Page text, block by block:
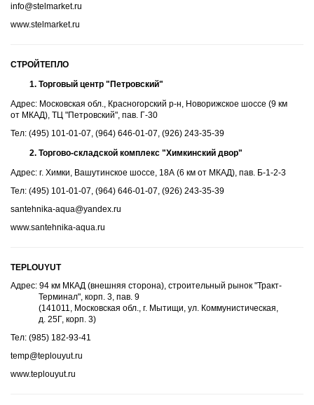
info@stelmarket.ru
www.stelmarket.ru
СТРОЙТЕПЛО
Торговый центр "Петровский"
Адрес: Московская обл., Красногорский р-н, Новорижское шоссе (9 км
от МКАД), ТЦ "Петровский", пав. Г-30
Тел: (495) 101-01-07, (964) 646-01-07, (926) 243-35-39
Торгово-складской комплекс "Химкинский двор"
Адрес: г. Химки, Вашутинское шоссе, 18А (6 км от МКАД), пав. Б-1-2-3
Тел: (495) 101-01-07, (964) 646-01-07, (926) 243-35-39
santehnika-aqua@yandex.ru
www.santehnika-aqua.ru
TEPLOUYUT
Адрес: 94 км МКАД (внешняя сторона), строительный рынок "Тракт-
Терминал", корп. 3, пав. 9
(141011, Московская обл., г. Мытищи, ул. Коммунистическая,
д. 25Г, корп. 3)
Тел: (985) 182-93-41
temp@teplouyut.ru
www.teplouyut.ru